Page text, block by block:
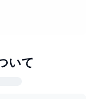
いて